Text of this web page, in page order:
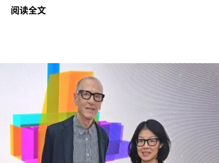
持续针对史密森尼学会施压行动的进一步升级。他
扬“美国的伟大”。
其中，美国国家历史博物馆已成为特朗普持续抨击
的主要目标。在本月初发布的一份长达162页的报
告中，政府指责博物馆馆长安西娅·M·哈蒂格
（Anthea M. Hartig）在展览中传播“激进的行动主
义意识形态”。
阅读全文